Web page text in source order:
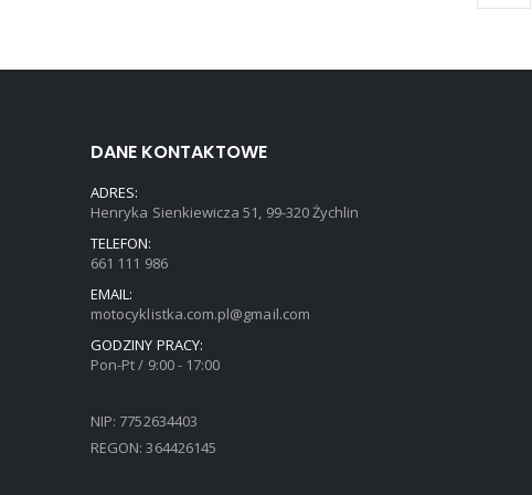
DANE KONTAKTOWE
ADRES:
Henryka Sienkiewicza 51, 99-320 Żychlin
TELEFON:
661 111 986
EMAIL:
motocyklistka.com.pl@gmail.com
GODZINY PRACY:
Pon-Pt / 9:00 - 17:00
NIP: 7752634403
REGON: 364426145